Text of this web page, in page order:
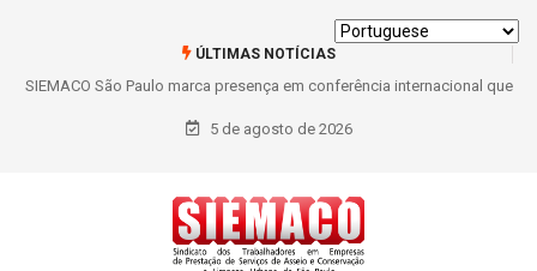
ÚLTIMAS NOTÍCIAS
SIEMACO São Paulo marca presença em conferência internacional que
debate os desafios do setor de limpeza e segurança
5 de agosto de 2026